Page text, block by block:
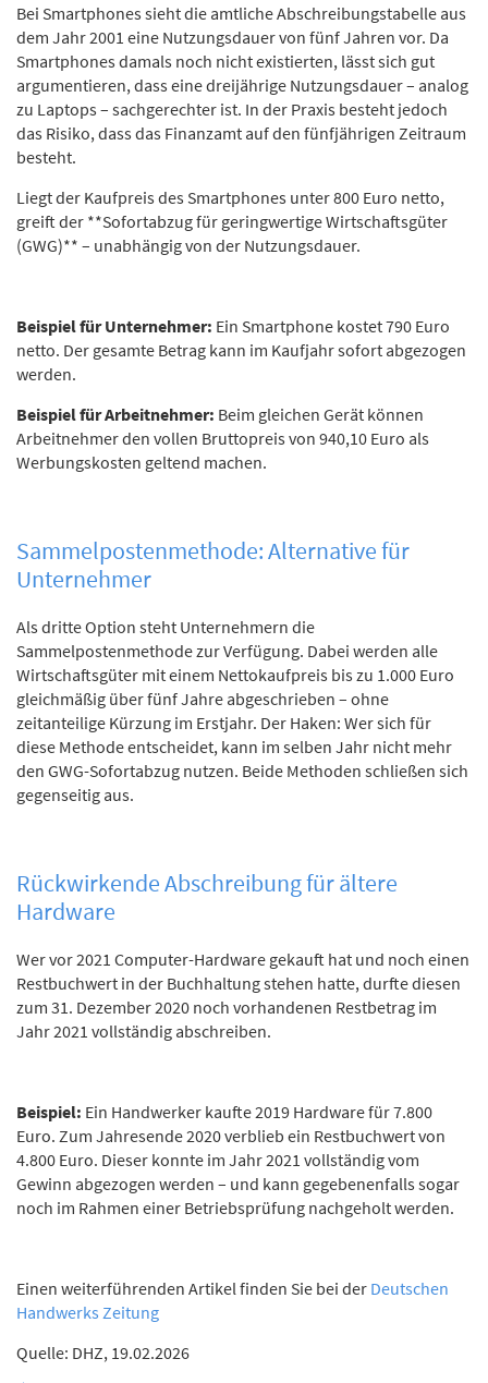
Bei Smartphones sieht die amtliche Abschreibungstabelle aus
dem Jahr 2001 eine Nutzungsdauer von fünf Jahren vor. Da
Smartphones damals noch nicht existierten, lässt sich gut
argumentieren, dass eine dreijährige Nutzungsdauer – analog
zu Laptops – sachgerechter ist. In der Praxis besteht jedoch
das Risiko, dass das Finanzamt auf den fünfjährigen Zeitraum
besteht.
Liegt der Kaufpreis des Smartphones unter 800 Euro netto,
greift der **Sofortabzug für geringwertige Wirtschaftsgüter
(GWG)** – unabhängig von der Nutzungsdauer.
Beispiel für Unternehmer: Ein Smartphone kostet 790 Euro
netto. Der gesamte Betrag kann im Kaufjahr sofort abgezogen
werden.
Beispiel für Arbeitnehmer: Beim gleichen Gerät können
Arbeitnehmer den vollen Bruttopreis von 940,10 Euro als
Werbungskosten geltend machen.
Sammelpostenmethode: Alternative für
Unternehmer
Als dritte Option steht Unternehmern die
Sammelpostenmethode zur Verfügung. Dabei werden alle
Wirtschaftsgüter mit einem Nettokaufpreis bis zu 1.000 Euro
gleichmäßig über fünf Jahre abgeschrieben – ohne
zeitanteilige Kürzung im Erstjahr. Der Haken: Wer sich für
diese Methode entscheidet, kann im selben Jahr nicht mehr
den GWG-Sofortabzug nutzen. Beide Methoden schließen sich
gegenseitig aus.
Rückwirkende Abschreibung für ältere
Hardware
Wer vor 2021 Computer-Hardware gekauft hat und noch einen
Restbuchwert in der Buchhaltung stehen hatte, durfte diesen
zum 31. Dezember 2020 noch vorhandenen Restbetrag im
Jahr 2021 vollständig abschreiben.
Beispiel: Ein Handwerker kaufte 2019 Hardware für 7.800
Euro. Zum Jahresende 2020 verblieb ein Restbuchwert von
4.800 Euro. Dieser konnte im Jahr 2021 vollständig vom
Gewinn abgezogen werden – und kann gegebenenfalls sogar
noch im Rahmen einer Betriebsprüfung nachgeholt werden.
Einen weiterführenden Artikel finden Sie bei der Deutschen
Handwerks Zeitung
Quelle: DHZ, 19.02.2026